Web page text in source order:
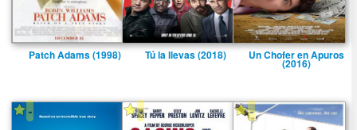
Patch Adams (1998) Tú la llevas (2018) Un Chofer en Apuros
(2016)
- - -